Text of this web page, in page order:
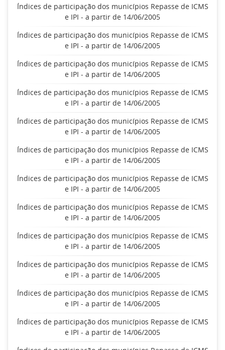
Índices de participação dos municípios Repasse de ICMS
e IPI - a partir de 14/06/2005
Índices de participação dos municípios Repasse de ICMS
e IPI - a partir de 14/06/2005
Índices de participação dos municípios Repasse de ICMS
e IPI - a partir de 14/06/2005
Índices de participação dos municípios Repasse de ICMS
e IPI - a partir de 14/06/2005
Índices de participação dos municípios Repasse de ICMS
e IPI - a partir de 14/06/2005
Índices de participação dos municípios Repasse de ICMS
e IPI - a partir de 14/06/2005
Índices de participação dos municípios Repasse de ICMS
e IPI - a partir de 14/06/2005
Índices de participação dos municípios Repasse de ICMS
e IPI - a partir de 14/06/2005
Índices de participação dos municípios Repasse de ICMS
e IPI - a partir de 14/06/2005
Índices de participação dos municípios Repasse de ICMS
e IPI - a partir de 14/06/2005
Índices de participação dos municípios Repasse de ICMS
e IPI - a partir de 14/06/2005
Índices de participação dos municípios Repasse de ICMS
e IPI - a partir de 14/06/2005